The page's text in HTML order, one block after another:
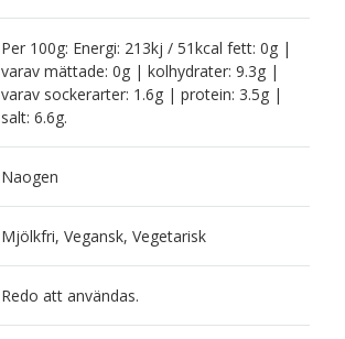
Per 100g: Energi: 213kj / 51kcal fett: 0g |
varav mättade: 0g | kolhydrater: 9.3g |
varav sockerarter: 1.6g | protein: 3.5g |
salt: 6.6g.
Naogen
Mjölkfri, Vegansk, Vegetarisk
Redo att användas.